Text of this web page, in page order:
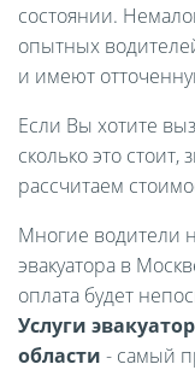
состоянии.
опытных
и имеют
Если Вы хотите
сколько это
рассчитаем
Многие водители
эвакуатора в
оплата будет
Услуги
области - самый